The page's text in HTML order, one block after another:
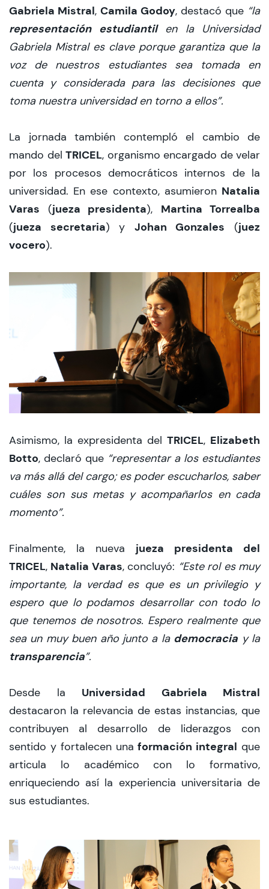
Gabriela Mistral, Camila Godoy, destacó que “la
representación estudiantilen la Universidad
Gabriela Mistral es clave porque garantiza que la
voz de nuestros estudiantes sea tomada en
cuenta y considerada para las decisiones que
toma nuestra universidad en torno a ellos”.
La jornada también contempló el cambio de
mando del TRICEL, organismo encargado de velar
por los procesos democráticos internos de la
universidad. En ese contexto, asumieron Natalia
Varas (jueza presidenta), Martina Torrealba
(jueza secretaria) y Johan Gonzales (juez
vocero).
Asimismo, la expresidenta del TRICEL, Elizabeth
Botto, declaró que “representar a los estudiantes
va más allá del cargo; es poder escucharlos, saber
cuáles son sus metas y acompañarlos en cada
momento”.
Finalmente, la nueva jueza presidenta del
TRICEL, Natalia Varas, concluyó: “Este rol es muy
importante, la verdad es que es un privilegio y
espero que lo podamos desarrollar con todo lo
que tenemos de nosotros. Espero realmente que
sea un muy buen año junto a la democracia y la
transparencia”.
Desde la Universidad Gabriela Mistral
destacaron la relevancia de estas instancias, que
contribuyen al desarrollo de liderazgos con
sentido y fortalecen unaformación integral que
articula lo académico con lo formativo,
enriqueciendo así la experiencia universitaria de
sus estudiantes.